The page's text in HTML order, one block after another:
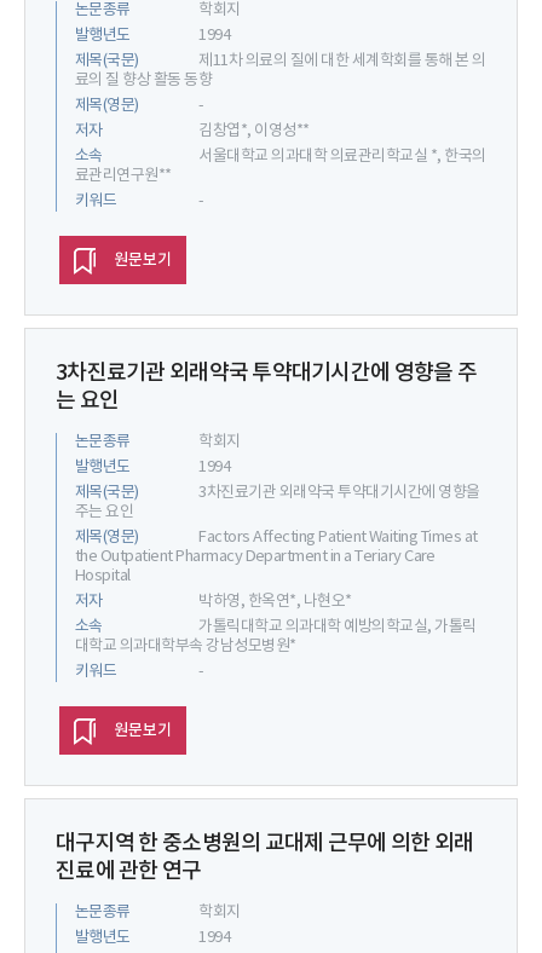
논문종류
학회지
발행년도
1994
제목(국문)
제11차 의료의 질에 대한 세계학회를 통해 본 의
료의 질 향상 활동 동향
제목(영문)
-
저자
김창엽*, 이영성**
소속
서울대학교 의과대학 의료관리학교실 *, 한국의
료관리연구원**
키워드
-
원문보기
3차진료기관 외래약국 투약대기시간에 영향을 주
는 요인
논문종류
학회지
발행년도
1994
제목(국문)
3차진료기관 외래약국 투약대기시간에 영향을
주는 요인
제목(영문)
Factors Affecting Patient Waiting Times at
the Outpatient Pharmacy Department in a Teriary Care
Hospital
저자
박하영, 한옥연*, 나현오*
소속
가톨릭대학교 의과대학 예방의학교실, 가톨릭
대학교 의과대학부속 강남성모병원*
키워드
-
원문보기
대구지역 한 중소병원의 교대제 근무에 의한 외래
진료에 관한 연구
논문종류
학회지
발행년도
1994